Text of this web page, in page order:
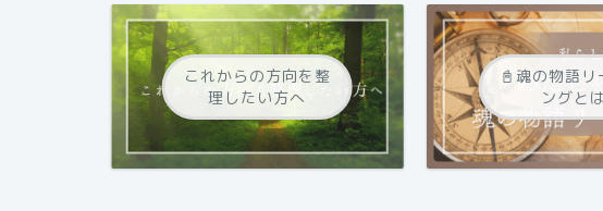
これからの方向を整
理したい方へ
📓魂の物語リ
ングとは